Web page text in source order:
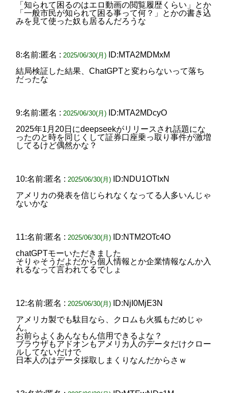
「知られて困るのはエロ動画の閲覧履歴くらい」とか
「一般市民が知られて困る事って何？」とかの書き込
みを見て使った奴も居るんだろうな
8:名前:匿名 : 2025/06/30(月)
ID:MTA2MDMxM
結局検証した結果、ChatGPTと変わらないって落ち
だったな
9:名前:匿名 : 2025/06/30(月)
ID:MTA2MDcyO
2025年1月20日にdeepseekがリリースされ話題にな
ったのと時を同じくして証券口座乗っ取り事件が激増
してるけど偶然かな？
10:名前:匿名 : 2025/06/30(月)
ID:NDU1OTIxN
アメリカの発表を信じられなくなってる人多いんじゃ
ないかな
11:名前:匿名 : 2025/06/30(月)
ID:NTM2OTc4O
chatGPTモーいただきました
そりゃそうだよだから個人情報とか企業情報なんか入
れるなって言われてるでしょ
12:名前:匿名 : 2025/06/30(月)
ID:NjI0MjE3N
アメリカ製でも駄目なら、クロムも火狐もだめじゃ
ん。
お前らよくあんなもん信用できるよな？
ブラウザもアドオンもアメリカ人のデータだけクロー
ルしてないだけで
日本人のはデータ採取しまくりなんだからさｗ